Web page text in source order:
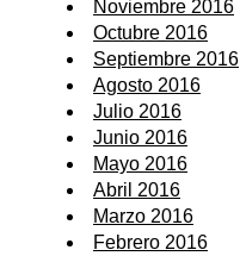
Noviembre 2016
Octubre 2016
Septiembre 2016
Agosto 2016
Julio 2016
Junio 2016
Mayo 2016
Abril 2016
Marzo 2016
Febrero 2016